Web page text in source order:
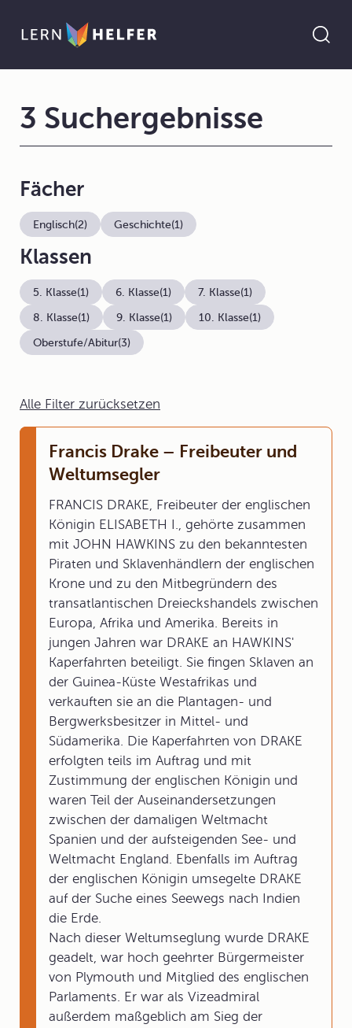
Alle Filter zurücksetzen
Francis Drake – Freibeuter und
Weltumsegler
FRANCIS DRAKE, Freibeuter der englischen
Königin ELISABETH I., gehörte zusammen
mit JOHN HAWKINS zu den bekanntesten
Piraten und Sklavenhändlern der englischen
Krone und zu den Mitbegründern des
transatlantischen Dreieckshandels zwischen
Europa, Afrika und Amerika. Bereits in
jungen Jahren war DRAKE an HAWKINS'
Kaperfahrten beteiligt. Sie fingen Sklaven an
der Guinea-Küste Westafrikas und
verkauften sie an die Plantagen- und
Bergwerksbesitzer in Mittel- und
Südamerika. Die Kaperfahrten von DRAKE
erfolgten teils im Auftrag und mit
Zustimmung der englischen Königin und
waren Teil der Auseinandersetzungen
zwischen der damaligen Weltmacht
Spanien und der aufsteigenden See- und
Weltmacht England. Ebenfalls im Auftrag
der englischen Königin umsegelte DRAKE
auf der Suche eines Seewegs nach Indien
die Erde.
Nach dieser Weltumseglung wurde DRAKE
geadelt, war hoch geehrter Bürgermeister
von Plymouth und Mitglied des englischen
Parlaments. Er war als Vizeadmiral
außerdem maßgeblich am Sieg der
3 Suchergebnisse
Fächer
Englisch(2) Geschichte(1)
Klassen
5. Klasse(1) 6. Klasse(1) 7. Klasse(1)
8. Klasse(1) 9. Klasse(1) 10. Klasse(1)
Oberstufe/Abitur(3)